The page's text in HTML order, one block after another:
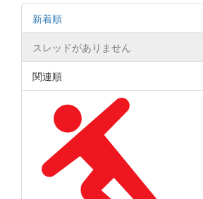
新着順
スレッドがありません
関連順